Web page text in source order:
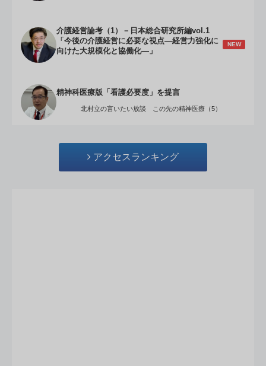
介護経営論考（1）－日本総合研究所編vol.1
「今後の介護経営に必要な視点―経営力強化に
向けた大規模化と協働化―」
NEW
精神科医療版「看護必要度」を提言
北村立の言いたい放談 この先の精神医療（5）
アクセスランキング